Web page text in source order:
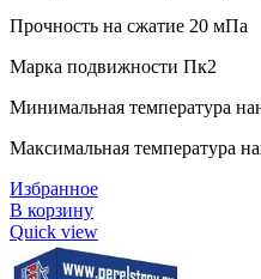
Прочность на сжатие 20 мПа
Марка подвижности Пк2
Минимальная температура
Максимальная температура
Избранное
В корзину
Quick view